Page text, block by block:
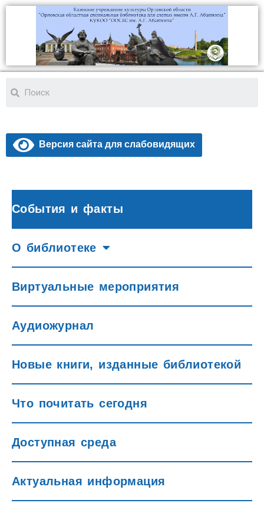
Версия сайта для слабовидящих
События и факты
О библиотеке
Виртуальные мероприятия
Аудиожурнал
Новые книги, изданные библиотекой
Что почитать сегодня
Доступная среда
Актуальная информация